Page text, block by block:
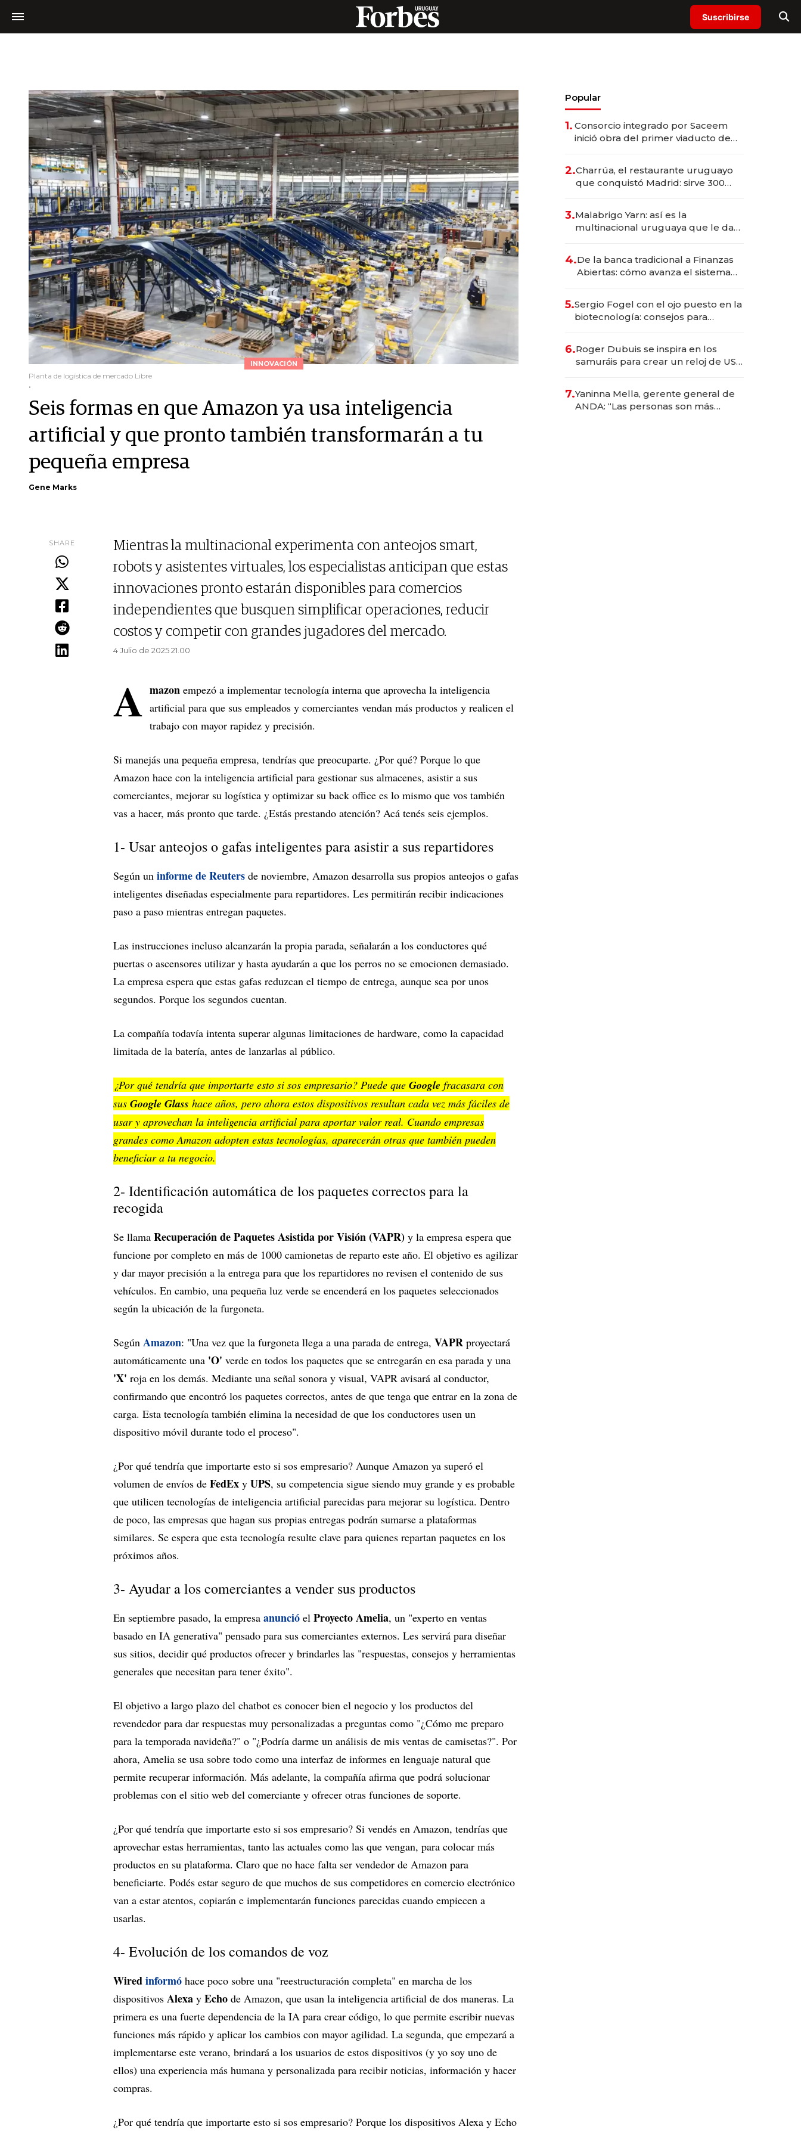
Suscribirse
INNOVACIÓN
Planta de logística de mercado Libre
.
Seis formas en que Amazon ya usa inteligencia
artificial y que pronto también transformarán a tu
pequeña empresa
Gene Marks
SHARE
Mientras la multinacional experimenta con anteojos smart,
robots y asistentes virtuales, los especialistas anticipan que estas
innovaciones pronto estarán disponibles para comercios
independientes que busquen simplificar operaciones, reducir
costos y competir con grandes jugadores del mercado.
4 Julio de 2025 21.00
A mazon empezó a implementar tecnología interna que aprovecha la inteligencia
artificial para que sus empleados y comerciantes vendan más productos y realicen el
trabajo con mayor rapidez y precisión.
Si manejás una pequeña empresa, tendrías que preocuparte. ¿Por qué? Porque lo que
Amazon hace con la inteligencia artificial para gestionar sus almacenes, asistir a sus
comerciantes, mejorar su logística y optimizar su back office es lo mismo que vos también
vas a hacer, más pronto que tarde. ¿Estás prestando atención? Acá tenés seis ejemplos.
1- Usar anteojos o gafas inteligentes para asistir a sus repartidores
Según un informe de Reuters de noviembre, Amazon desarrolla sus propios anteojos o gafas
inteligentes diseñadas especialmente para repartidores. Les permitirán recibir indicaciones
paso a paso mientras entregan paquetes.
Las instrucciones incluso alcanzarán la propia parada, señalarán a los conductores qué
puertas o ascensores utilizar y hasta ayudarán a que los perros no se emocionen demasiado.
La empresa espera que estas gafas reduzcan el tiempo de entrega, aunque sea por unos
segundos. Porque los segundos cuentan.
La compañía todavía intenta superar algunas limitaciones de hardware, como la capacidad
limitada de la batería, antes de lanzarlas al público.
¿Por qué tendría que importarte esto si sos empresario? Puede que Google fracasara con
sus Google Glass hace años, pero ahora estos dispositivos resultan cada vez más fáciles de
usar y aprovechan la inteligencia artificial para aportar valor real. Cuando empresas
grandes como Amazon adopten estas tecnologías, aparecerán otras que también pueden
beneficiar a tu negocio.
2- Identificación automática de los paquetes correctos para la
recogida
Se llama Recuperación de Paquetes Asistida por Visión (VAPR) y la empresa espera que
funcione por completo en más de 1000 camionetas de reparto este año. El objetivo es agilizar
y dar mayor precisión a la entrega para que los repartidores no revisen el contenido de sus
vehículos. En cambio, una pequeña luz verde se encenderá en los paquetes seleccionados
según la ubicación de la furgoneta.
Según Amazon: "Una vez que la furgoneta llega a una parada de entrega, VAPR proyectará
automáticamente una 'O' verde en todos los paquetes que se entregarán en esa parada y una
'X' roja en los demás. Mediante una señal sonora y visual, VAPR avisará al conductor,
confirmando que encontró los paquetes correctos, antes de que tenga que entrar en la zona de
carga. Esta tecnología también elimina la necesidad de que los conductores usen un
dispositivo móvil durante todo el proceso".
¿Por qué tendría que importarte esto si sos empresario? Aunque Amazon ya superó el
volumen de envíos de FedEx y UPS, su competencia sigue siendo muy grande y es probable
que utilicen tecnologías de inteligencia artificial parecidas para mejorar su logística. Dentro
de poco, las empresas que hagan sus propias entregas podrán sumarse a plataformas
similares. Se espera que esta tecnología resulte clave para quienes repartan paquetes en los
próximos años.
3- Ayudar a los comerciantes a vender sus productos
En septiembre pasado, la empresa anunció el Proyecto Amelia, un "experto en ventas
basado en IA generativa" pensado para sus comerciantes externos. Les servirá para diseñar
sus sitios, decidir qué productos ofrecer y brindarles las "respuestas, consejos y herramientas
generales que necesitan para tener éxito".
El objetivo a largo plazo del chatbot es conocer bien el negocio y los productos del
revendedor para dar respuestas muy personalizadas a preguntas como "¿Cómo me preparo
para la temporada navideña?" o "¿Podría darme un análisis de mis ventas de camisetas?". Por
ahora, Amelia se usa sobre todo como una interfaz de informes en lenguaje natural que
permite recuperar información. Más adelante, la compañía afirma que podrá solucionar
problemas con el sitio web del comerciante y ofrecer otras funciones de soporte.
¿Por qué tendría que importarte esto si sos empresario? Si vendés en Amazon, tendrías que
aprovechar estas herramientas, tanto las actuales como las que vengan, para colocar más
productos en su plataforma. Claro que no hace falta ser vendedor de Amazon para
beneficiarte. Podés estar seguro de que muchos de sus competidores en comercio electrónico
van a estar atentos, copiarán e implementarán funciones parecidas cuando empiecen a
usarlas.
4- Evolución de los comandos de voz
Wiredinformó hace poco sobre una "reestructuración completa" en marcha de los
dispositivos Alexa y Echo de Amazon, que usan la inteligencia artificial de dos maneras. La
primera es una fuerte dependencia de la IA para crear código, lo que permite escribir nuevas
funciones más rápido y aplicar los cambios con mayor agilidad. La segunda, que empezará a
implementarse este verano, brindará a los usuarios de estos dispositivos (y yo soy uno de
ellos) una experiencia más humana y personalizada para recibir noticias, información y hacer
compras.
¿Por qué tendría que importarte esto si sos empresario? Porque los dispositivos Alexa y Echo
Popular
1. Consorcio integrado por Saceem
inició obra del primer viaducto de
millones
2.Charrúa, el restaurante uruguayo
que conquistó Madrid: sirve 300
prepara apertura
3.Malabrigo Yarn: así es la
multinacional uruguaya que le da
4.De la banca tradicional a Finanzas
Abiertas: cómo avanza el sistema
5.Sergio Fogel con el ojo puesto en la
biotecnología: consejos para
6.Roger Dubuis se inspira en los
samuráis para crear un reloj de US$
7.Yaninna Mella, gerente general de
ANDA: “Las personas son más